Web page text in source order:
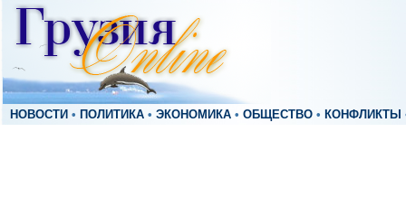
НОВОСТИ • ПОЛИТИКА • ЭКОНОМИКА • ОБЩЕСТВО • КОНФЛИКТЫ